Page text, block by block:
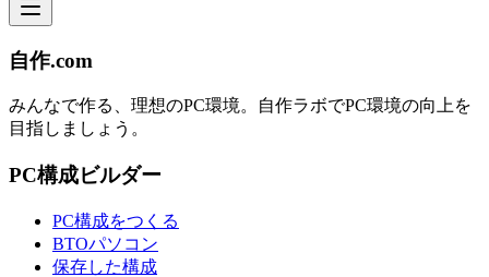
自作.com
みんなで作る、理想のPC環境。 自作ラボでPC環境の向上を
目指しましょう。
PC構成ビルダー
PC構成をつくる
BTOパソコン
保存した構成